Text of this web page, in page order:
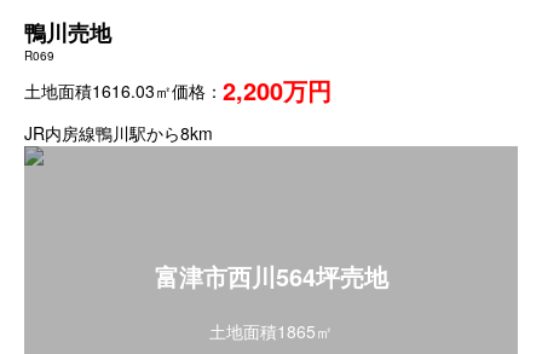
鴨川売地
R069
土地面積1616.03㎡価格： 2,200万円
JR内房線鴨川駅から8km
富津市西川564坪売地
土地面積1865㎡